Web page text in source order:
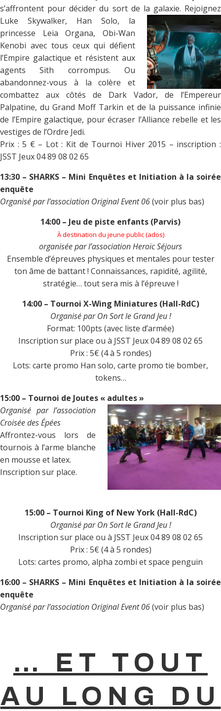
s’affrontent pour décider du sort de la galaxie. Rejoignez
Luke Skywalker, Han Solo, la
princesse Leia Organa, Obi-Wan
Kenobi avec tous ceux qui défient
l’Empire galactique et résistent aux
agents Sith corrompus. Ou
abandonnez-vous à la colère et
combattez aux côtés de Dark Vador, de l’Empereur
Palpatine, du Grand Moff Tarkin et de la puissance infinie
de l’Empire galactique, pour écraser l’Alliance rebelle et les
vestiges de l’Ordre Jedi.
Prix : 5 € – Lot : Kit de Tournoi Hiver 2015 – inscription :
JSST Jeux 04 89 08 02 65
13:30 – SHARKS – Mini Enquêtes et Initiation à la soirée
enquête
Organisé par l’association Original Event 06(voir plus bas)
14:00 – Jeu de piste enfants (Parvis)
À destination du jeune public(ados)
organisée par l’association Heroïc Séjours
Ensemble d’épreuves physiques et mentales pour tester
ton âme de battant ! Connaissances, rapidité, agilité,
stratégie… tout sera mis à l’épreuve !
14:00 – Tournoi X-Wing Miniatures (Hall-RdC)
Organisé parOn Sort le Grand Jeu !
Format: 100pts (avec liste d’armée)
Inscription sur place ou à JSST Jeux 04 89 08 02 65
Prix : 5€ (4 à 5 rondes)
Lots: carte promo Han solo, carte promo tie bomber,
tokens…
15:00 – Tournoi de Joutes « adultes »
Organisé par l’association
Croisée des Épées
Affrontez-vous lors de
tournois à l’arme blanche
en mousse et latex.
Inscription sur place.
15:00 – Tournoi King of New York (Hall-RdC)
Organisé parOn Sort le Grand Jeu !
Inscription sur place ou à JSST Jeux 04 89 08 02 65
Prix : 5€ (4 à 5 rondes)
Lots: cartes promo, alpha zombi et space penguin
16:00 – SHARKS – Mini Enquêtes et Initiation à la soirée
enquête
Organisé par l’association Original Event 06(voir plus bas)
… ET TOUT
AU LONG DU